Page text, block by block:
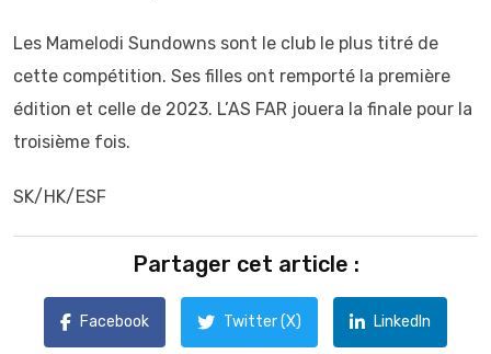
Les Mamelodi Sundowns sont le club le plus titré de
cette compétition. Ses filles ont remporté la première
édition et celle de 2023. L’AS FAR jouera la finale pour la
troisième fois.
SK/HK/ESF
Partager cet article :
Facebook Twitter (X) LinkedIn